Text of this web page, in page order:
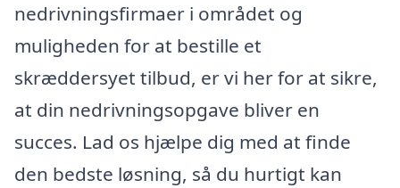
nedrivningsfirmaer i området og
muligheden for at bestille et
skræddersyet tilbud, er vi her for at sikre,
at din nedrivningsopgave bliver en
succes. Lad os hjælpe dig med at finde
den bedste løsning, så du hurtigt kan